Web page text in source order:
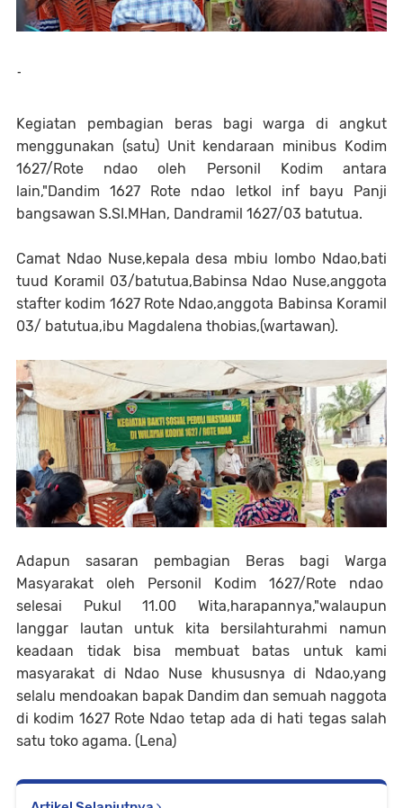
-
Kegiatan pembagian beras bagi warga di angkut
menggunakan (satu) Unit kendaraan minibus Kodim
1627/Rote ndao oleh Personil Kodim antara
lain,"Dandim 1627 Rote ndao letkol inf bayu Panji
bangsawan S.SI.MHan, Dandramil 1627/03 batutua.
Camat Ndao Nuse,kepala desa mbiu lombo Ndao,bati
tuud Koramil 03/batutua,Babinsa Ndao Nuse,anggota
stafter kodim 1627 Rote Ndao,anggota Babinsa Koramil
03/ batutua,ibu Magdalena thobias,(wartawan).
Adapun sasaran pembagian Beras bagi Warga
Masyarakat oleh Personil Kodim 1627/Rote ndao
selesai Pukul 11.00 Wita,harapannya,"walaupun
langgar lautan untuk kita bersilahturahmi namun
keadaan tidak bisa membuat batas untuk kami
masyarakat di Ndao Nuse khususnya di Ndao,yang
selalu mendoakan bapak Dandim dan semuah naggota
di kodim 1627 Rote Ndao tetap ada di hati tegas salah
satu toko agama. (Lena)